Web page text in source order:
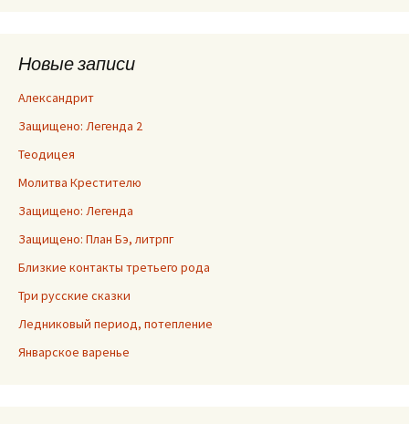
Новые записи
Александрит
Защищено: Легенда 2
Теодицея
Молитва Крестителю
Защищено: Легенда
Защищено: План Бэ, литрпг
Близкие контакты третьего рода
Три русские сказки
Ледниковый период, потепление
Январское варенье